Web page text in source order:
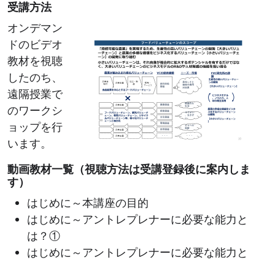
受講方法
オンデマン
ドのビデオ
教材を視聴
したのち、
遠隔授業で
のワークシ
ョップを行
います。
動画教材一覧（視聴方法は受講登録後に案内しま
す）
はじめに～本講座の目的
はじめに～アントレプレナーに必要な能力と
は？①
はじめに～アントレプレナーに必要な能力と